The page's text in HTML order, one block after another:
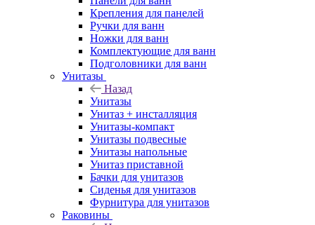
Крепления для панелей
Ручки для ванн
Ножки для ванн
Комплектующие для ванн
Подголовники для ванн
Унитазы
Назад
Унитазы
Унитаз + инсталляция
Унитазы-компакт
Унитазы подвесные
Унитазы напольные
Унитаз приставной
Бачки для унитазов
Сиденья для унитазов
Фурнитура для унитазов
Раковины